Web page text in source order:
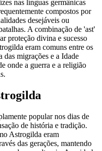
nas línguas germânicas
compostos por
desejáveis ou
A combinação de 'ast'
proteção divina e sucesso
eram comuns entre os
das migrações e a Idade
onde a guerra e a religião
popular nos dias de
de história e tradição.
Astrogilda eram
das gerações, mantendo